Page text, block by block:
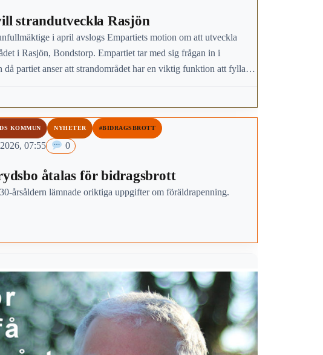
strandutveckla Rasjön
i april avslogs Empartiets motion om att utveckla
i Rasjön, Bondstorp. Empartiet tar med sig frågan in i
då partiet anser att strandområdet har en viktig funktion att fylla
KOMMUN NYHETER #BIDRAGSBROTT
07:55 0
åtalas för bidragsbrott
årsåldern lämnade oriktiga uppgifter om föräldrapenning.